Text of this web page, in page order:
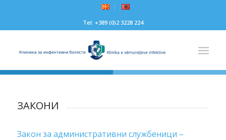
Tel: +389 (0)2 3228 224
ЗАКОНИ
Закон за административни службеници –